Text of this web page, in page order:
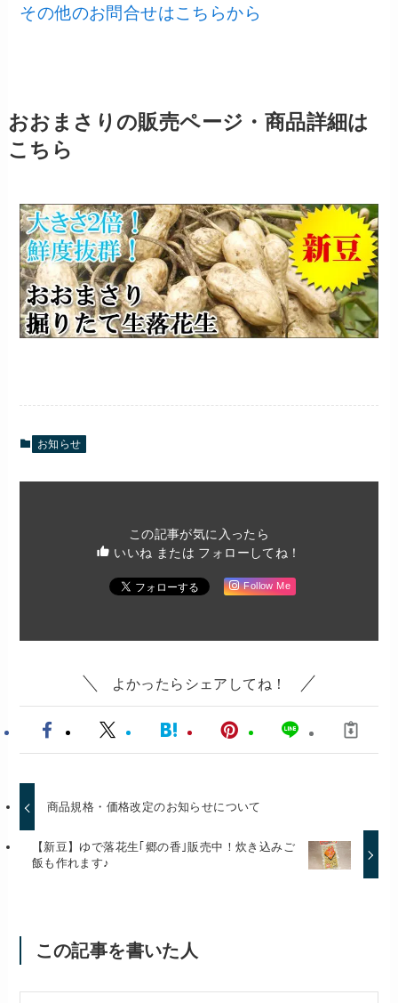
その他のお問合せはこちらから
おおまさりの販売ページ・商品詳細は
こちら
お知らせ
この記事が気に入ったら
いいね または フォローしてね！
Follow Me
よかったらシェアしてね！
商品規格・価格改定のお知らせについて
【新豆】ゆで落花生｢郷の香｣販売中！炊き込みご
飯も作れます♪
この記事を書いた人